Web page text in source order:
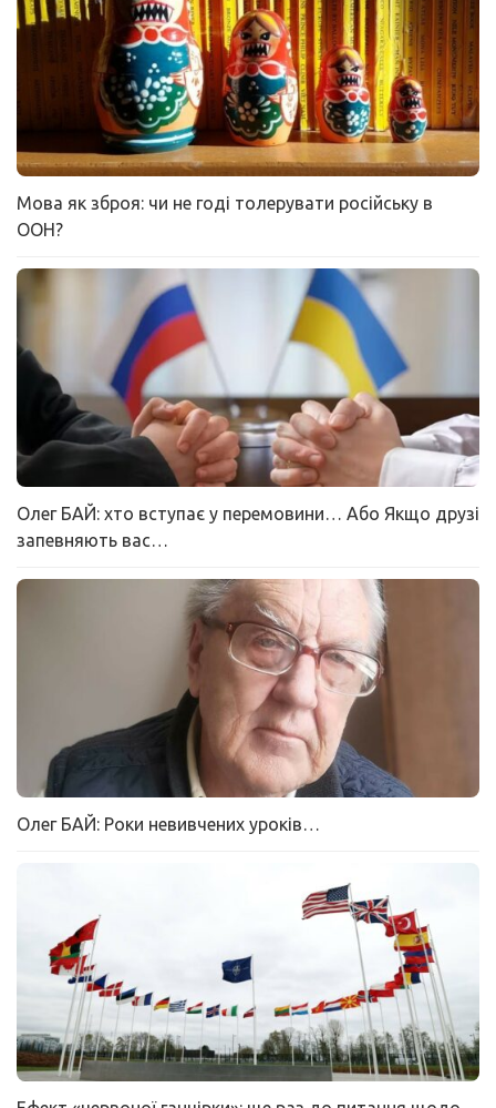
Мова як зброя: чи не годі толерувати російську в
ООН?
Олег БАЙ: хто вступає у перемовини… Або Якщо друзі
запевняють вас…
Олег БАЙ: Роки невивчених уроків…